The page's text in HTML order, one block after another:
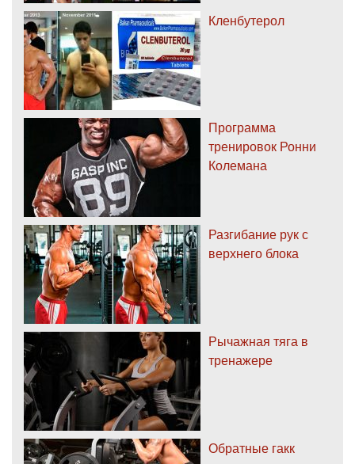
Кленбутерол
Программа
тренировок Ронни
Колемана
Разгибание рук с
верхнего блока
Рычажная тяга в
тренажере
Обратные гакк